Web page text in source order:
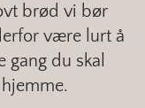
brød vi bør
være lurt å
gang du skal